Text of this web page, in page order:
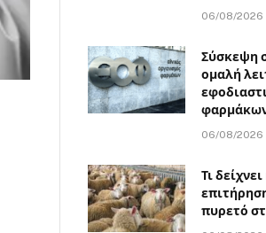
06/08/2026
Σύσκεψη
ομαλή
06/08/2026
Τι
πυρετό